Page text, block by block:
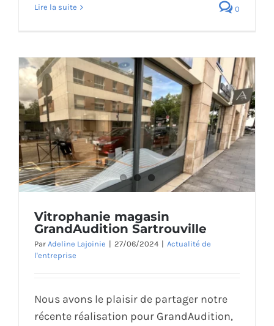
Lire la suite 0
Vitrophanie magasin
GrandAudition Sartrouville
Par Adeline Lajoinie | 27/06/2024 | Actualité de
l'entreprise
Nous avons le plaisir de partager notre
récente réalisation pour GrandAudition,